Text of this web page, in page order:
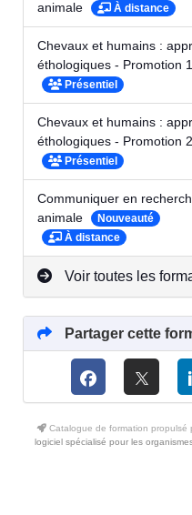
animale
À distance
Chevaux et humains :
éthologiques - Promotion
Présentiel
Chevaux et humains :
éthologiques - Promotion
Présentiel
Communiquer en
animale
Nouveauté
À distance
Voir toutes les
Partager cette
Catalogue de formation propulsé
logiciel spécialisé pour les